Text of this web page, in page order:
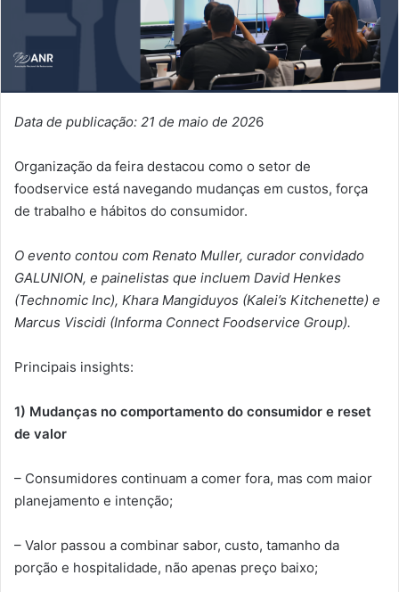
Data de publicação: 21 de maio de 2026
Organização da feira destacou como o setor de
foodservice está navegando mudanças em custos, força
de trabalho e hábitos do consumidor.
O evento contou com Renato Muller, curador convidado
GALUNION, e painelistas que incluem David Henkes
(Technomic Inc), Khara Mangiduyos (Kalei’s Kitchenette) e
Marcus Viscidi (Informa Connect Foodservice Group).
Principais insights:
1) Mudanças no comportamento do consumidor e reset
de valor
– Consumidores continuam a comer fora, mas com maior
planejamento e intenção;
– Valor passou a combinar sabor, custo, tamanho da
porção e hospitalidade, não apenas preço baixo;